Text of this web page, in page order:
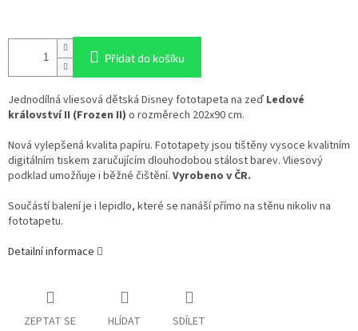
Přidat do košíku
Jednodílná vliesová dětská Disney fototapeta na zeď Ledové
království II (Frozen II) o rozměrech 202x90 cm.
Nová vylepšená kvalita papíru. Fototapety jsou tištěny vysoce kvalitním
digitálním tiskem zaručujícím dlouhodobou stálost barev. Vliesový
podklad umožňuje i běžné čištění. Vyrobeno v ČR.
Součástí balení je i lepidlo, které se nanáší přímo na stěnu nikoliv na
fototapetu.
Detailní informace
ZEPTAT SE HLÍDAT SDÍLET